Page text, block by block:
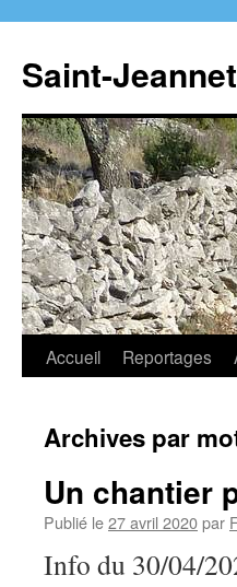
contenu
Saint-
Accueil Reportages
Archives par
Un chantier
Publié le27 avril 2020par
Info du 30/04/